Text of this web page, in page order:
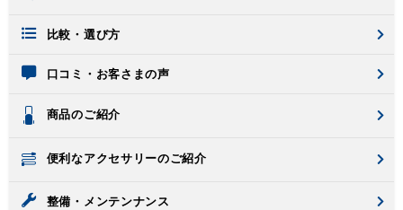
比較・選び方
口コミ・お客さまの声
商品のご紹介
便利なアクセサリーのご紹介
整備・メンテンナンス